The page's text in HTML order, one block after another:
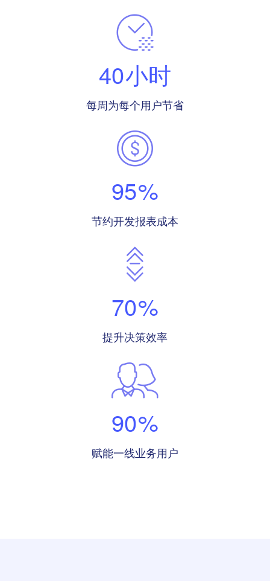
40小时
每周为每个用户节省
95%
节约开发报表成本
70%
提升决策效率
90%
赋能一线业务用户